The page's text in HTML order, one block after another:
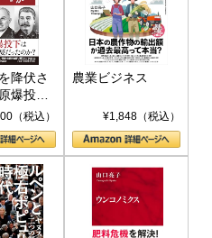
降伏さ
爆投
戦、そ
新
（税込）
農業ビジネス
¥1,848（税込）